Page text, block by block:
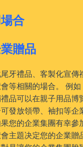
合
贈品
牙禮品、客製化宣傳
等相關的場合。 例
品可以在親子用品博
發放領帶、袖扣等企
您的企業集團有幸參
主題决定您的企業贈